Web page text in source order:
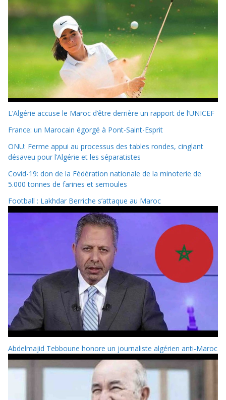
L’Algérie accuse le Maroc d’être derrière un rapport de l’UNICEF
France: un Marocain égorgé à Pont-Saint-Esprit
ONU: Ferme appui au processus des tables rondes, cinglant
désaveu pour l’Algérie et les séparatistes
Covid-19: don de la Fédération nationale de la minoterie de
5.000 tonnes de farines et semoules
Football : Lakhdar Berriche s’attaque au Maroc
Abdelmajid Tebboune honore un journaliste algérien anti-Maroc